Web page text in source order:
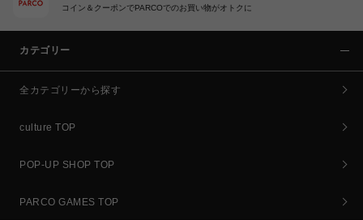
コイン＆クーポンでPARCOでのお買い物がオトクに
カテゴリー
全カテゴリーから探す
culture TOP
POP-UP SHOP TOP
PARCO GAMES TOP